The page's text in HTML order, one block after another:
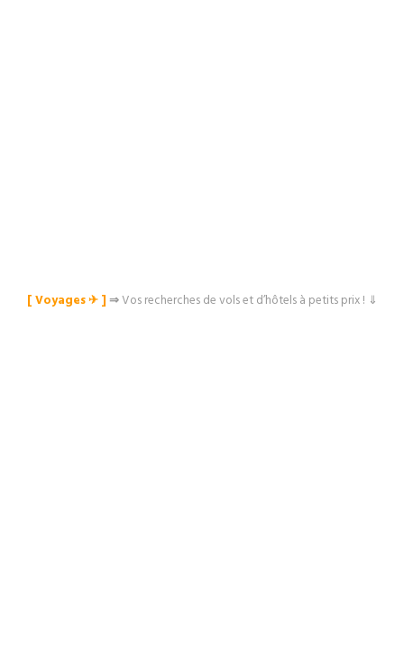
[ Voyages ✈︎ ]⇒Vos recherches de vols et d’hôtels à petits prix ! ⇓